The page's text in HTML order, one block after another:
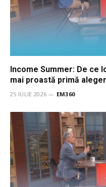
Income Summer: De
mai proastă primă
25 IULIE 2026 EM360